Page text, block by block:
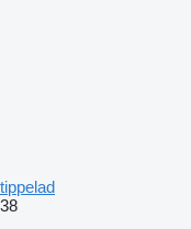
tippelad
38